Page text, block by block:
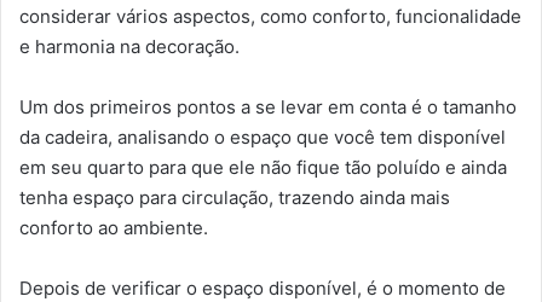
considerar vários aspectos, como conforto, funcionalidade
e harmonia na decoração.
Um dos primeiros pontos a se levar em conta é o tamanho
da cadeira, analisando o espaço que você tem disponível
em seu quarto para que ele não fique tão poluído e ainda
tenha espaço para circulação, trazendo ainda mais
conforto ao ambiente.
Depois de verificar o espaço disponível, é o momento de